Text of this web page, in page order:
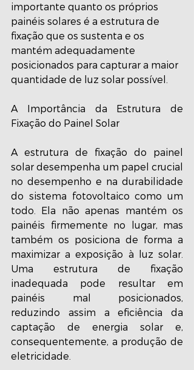
importante quanto os próprios
painéis solares é a estrutura de
fixação que os sustenta e os
mantém adequadamente
posicionados para capturar a maior
quantidade de luz solar possível.
A Importância da Estrutura de
Fixação do Painel Solar
A estrutura de fixação do painel
solar desempenha um papel crucial
no desempenho e na durabilidade
do sistema fotovoltaico como um
todo. Ela não apenas mantém os
painéis firmemente no lugar, mas
também os posiciona de forma a
maximizar a exposição à luz solar.
Uma estrutura de fixação
inadequada pode resultar em
painéis mal posicionados,
reduzindo assim a eficiência da
captação de energia solar e,
consequentemente, a produção de
eletricidade.